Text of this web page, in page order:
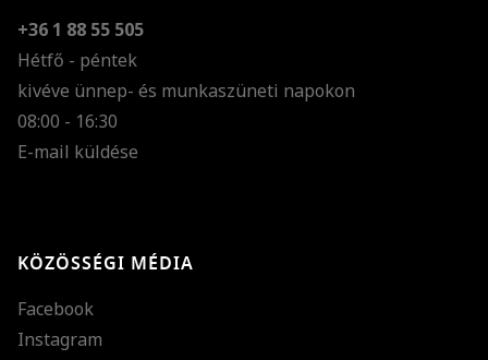
+36 1 88 55 505
Hétfő - péntek
kivéve ünnep- és munkaszüneti napokon
08:00 - 16:30
E-mail küldése
KÖZÖSSÉGI MÉDIA
Facebook
Instagram